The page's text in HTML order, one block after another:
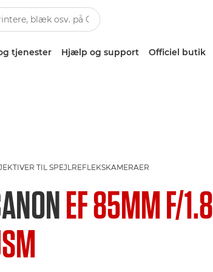
tjenester Hjælp og support Officiel butik
TIL SPEJLREFLEKSKAMERAER
EF 85MM F/1.8